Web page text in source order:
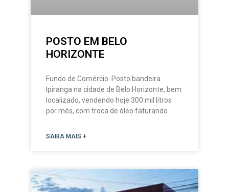
POSTO EM BELO
HORIZONTE
Fundo de Comércio. Posto bandeira
Ipiranga na cidade de Belo Horizonte, bem
localizado, vendendo hoje 300 mil litros
por mês, com troca de óleo faturando
SAIBA MAIS +